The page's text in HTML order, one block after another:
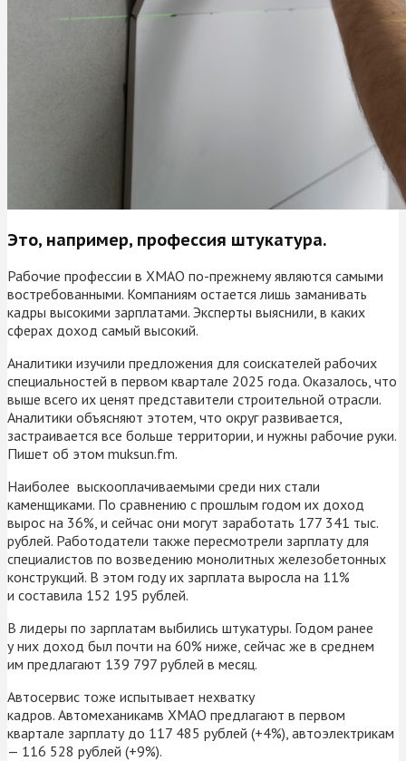
Это, например, профессия штукатура.
Рабочие профессии в ХМАО по-прежнему являются самыми
востребованными. Компаниям остается лишь заманивать
кадры высокими зарплатами. Эксперты выяснили, в каких
сферах доход самый высокий.
Аналитики изучили предложения для соискателей рабочих
специальностей в первом квартале 2025 года. Оказалось, что
выше всего их ценят представители строительной отрасли.
Аналитики объясняют этотем, что округ развивается,
застраивается все больше территории, и нужны рабочие руки.
Пишет об этом muksun.fm.
Наиболее выскооплачиваемыми среди них стали
каменщиками. По сравнению с прошлым годом их доход
вырос на 36%, и сейчас они могут заработать 177 341 тыс.
рублей. Работодатели также пересмотрели зарплату для
специалистов по возведению монолитных железобетонных
конструкций. В этом году их зарплата выросла на 11%
и составила 152 195 рублей.
В лидеры по зарплатам выбились штукатуры. Годом ранее
у них доход был почти на 60% ниже, сейчас же в среднем
им предлагают 139 797 рублей в месяц.
Автосервис тоже испытывает нехватку
кадров. Автомеханикамв ХМАО предлагают в первом
квартале зарплату до 117 485 рублей (+4%), автоэлектрикам
— 116 528 рублей (+9%).